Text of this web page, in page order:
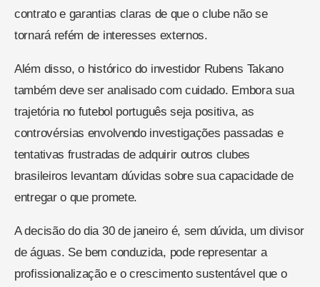
contrato e garantias claras de que o clube não se
tornará refém de interesses externos.
Além disso, o histórico do investidor Rubens Takano
também deve ser analisado com cuidado. Embora sua
trajetória no futebol português seja positiva, as
controvérsias envolvendo investigações passadas e
tentativas frustradas de adquirir outros clubes
brasileiros levantam dúvidas sobre sua capacidade de
entregar o que promete.
A decisão do dia 30 de janeiro é, sem dúvida, um divisor
de águas. Se bem conduzida, pode representar a
profissionalização e o crescimento sustentável que o